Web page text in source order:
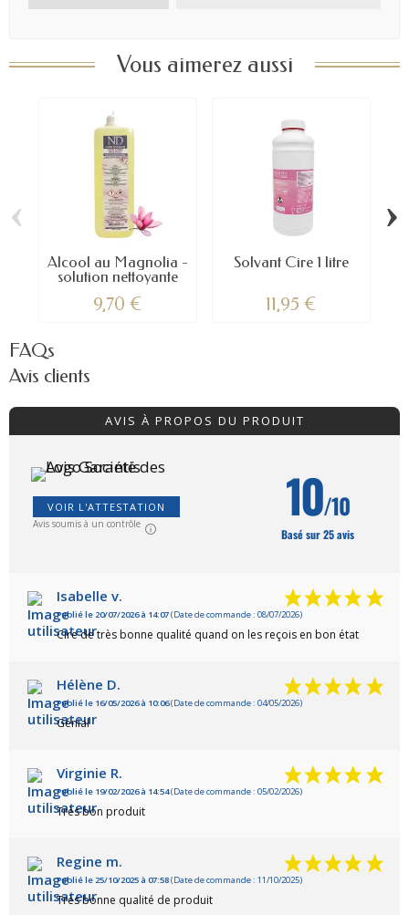
Vous aimerez aussi
Alcool au Magnolia -
solution nettoyante
9,70 €
Solvant Cire 1 litre
11,95 €
‹ ›
FAQs
Avis clients
AVIS À PROPOS DU PRODUIT
VOIR L'ATTESTATION
Avis soumis à un contrôle 10/10
Basé sur 25 avis
Isabelle v.
Publié le 20/07/2026 à 14:07(Date de commande : 08/07/2026)
Cire de très bonne qualité quand on les reçois en bon état
Hélène D.
Publié le 16/05/2026 à 10:06(Date de commande : 04/05/2026)
Génial
Virginie R.
Publié le 19/02/2026 à 14:54(Date de commande : 05/02/2026)
Très bon produit
Regine m.
Publié le 25/10/2025 à 07:58(Date de commande : 11/10/2025)
Très bonne qualité de produit